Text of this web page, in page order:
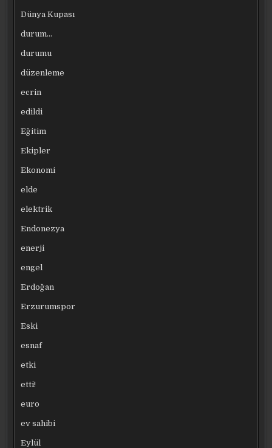
Dünya Kupası
durum…
durumu
düzenleme
ecrin
edildi
Eğitim
Ekipler
Ekonomi
elde
elektrik
Endonezya
enerji
engel
Erdoğan
Erzurumspor
Eski
esnaf
etki
etti!
euro
ev sahibi
Eylül